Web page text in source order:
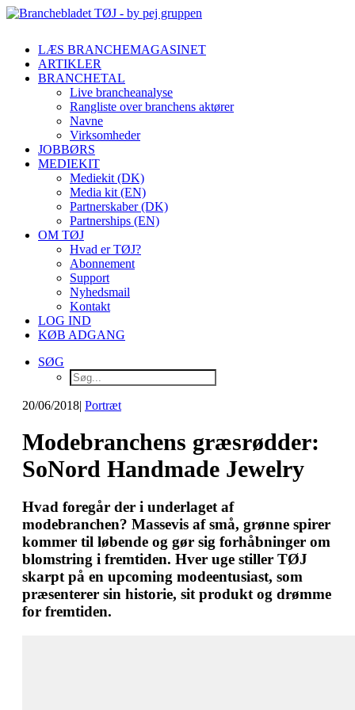
LÆS BRANCHEMAGASINET
ARTIKLER
BRANCHETAL
Live brancheanalyse
Rangliste over branchens aktører
Navne
Virksomheder
JOBBØRS
MEDIEKIT
Mediekit (DK)
Media kit (EN)
Partnerskaber (DK)
Partnerships (EN)
OM TØJ
Hvad er TØJ?
Abonnement
Support
Nyhedsmail
Kontakt
LOG IND
KØB ADGANG
SØG
20/06/2018| Portræt
Modebranchens græsrødder:
SoNord Handmade Jewelry
Hvad foregår der i underlaget af
modebranchen? Massevis af små, grønne spirer
kommer til løbende og gør sig forhåbninger om
blomstring i fremtiden. Hver uge stiller TØJ
skarpt på en upcoming modeentusiast, som
præsenterer sin historie, sit produkt og drømme
for fremtiden.